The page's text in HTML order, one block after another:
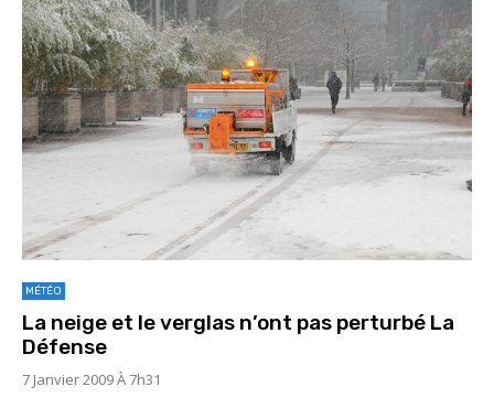
MÉTÉO
La neige et le verglas n’ont pas perturbé La
Défense
7 Janvier 2009 À 7h31